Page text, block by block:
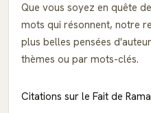
Que vous soyez en quête
mots qui résonnent, notre
plus belles pensées
thèmes ou par mots-clés.
Citations sur le Fait de